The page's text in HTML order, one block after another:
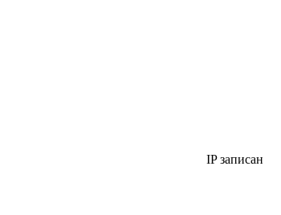
IP записан